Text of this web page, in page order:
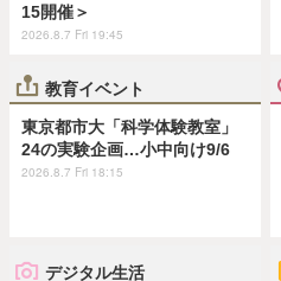
15開催＞
2026.8.7 Fri 19:45
教育イベント
東京都市大「科学体験教室」
24の実験企画…小中向け9/6
2026.8.7 Fri 18:15
デジタル生活